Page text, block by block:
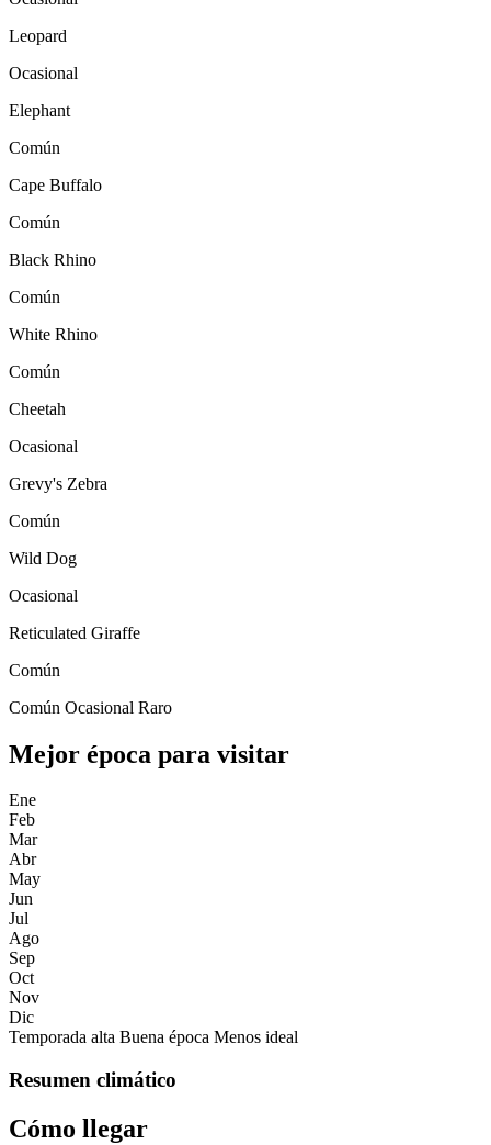
Leopard
Ocasional
Elephant
Común
Cape Buffalo
Común
Black Rhino
Común
White Rhino
Común
Cheetah
Ocasional
Grevy's Zebra
Común
Wild Dog
Ocasional
Reticulated Giraffe
Común
Común Ocasional Raro
Mejor época para visitar
Ene
Feb
Mar
Abr
May
Jun
Jul
Ago
Sep
Oct
Nov
Dic
Temporada alta Buena época Menos ideal
Resumen climático
Cómo llegar